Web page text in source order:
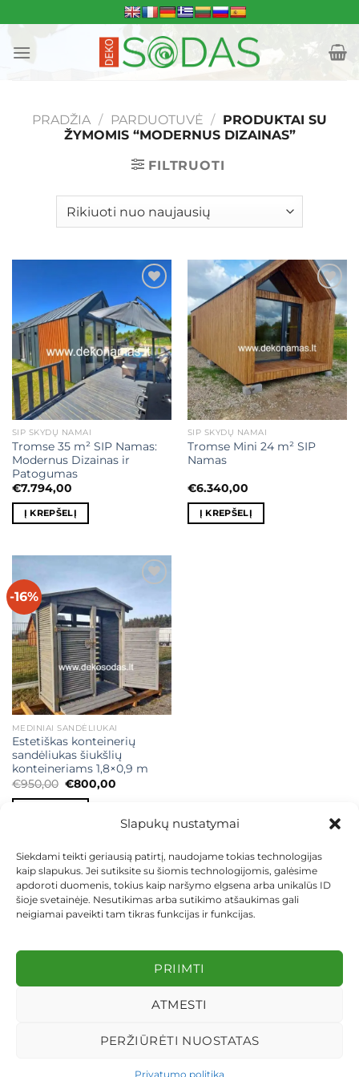
Slapukų nustatymai
Siekdami teikti geriausią patirtį, naudojame tokias technologijas
kaip slapukus. Jei sutiksite su šiomis technologijomis, galėsime
apdoroti duomenis, tokius kaip naršymo elgsena arba unikalūs ID
šioje svetainėje. Nesutikimas arba sutikimo atšaukimas gali
neigiamai paveikti tam tikras funkcijas ir funkcijas.
PRIIMTI
ATMESTI
PERŽIŪRĖTI NUOSTATAS
Privatumo politika
to
content
PRADŽIA / PARDUOTUVĖ / PRODUKTAI SU
ŽYMOMIS “MODERNUS DIZAINAS”
FILTRUOTI
Mėgstamiausias
SIP SKYDŲ NAMAI
Tromse 35 m² SIP Namas:
Modernus Dizainas ir
Patogumas
€7.794,00
Į KREPŠELĮ
Mėgstamiausias
SIP SKYDŲ NAMAI
Tromse Mini 24 m² SIP
Namas
€6.340,00
Į KREPŠELĮ
-16% Mėgstamiausias
MEDINIAI SANDĖLIUKAI
Estetiškas konteinerių
sandėliukas šiukšlių
konteineriams 1,8×0,9 m
€950,00 Original
was:
€800,00Current
KEITIMAS IR GRĄŽINIMAS
PRIVATUMO POLITIKA
Visos teisės saugomos 2026 ©dekosodas.lt